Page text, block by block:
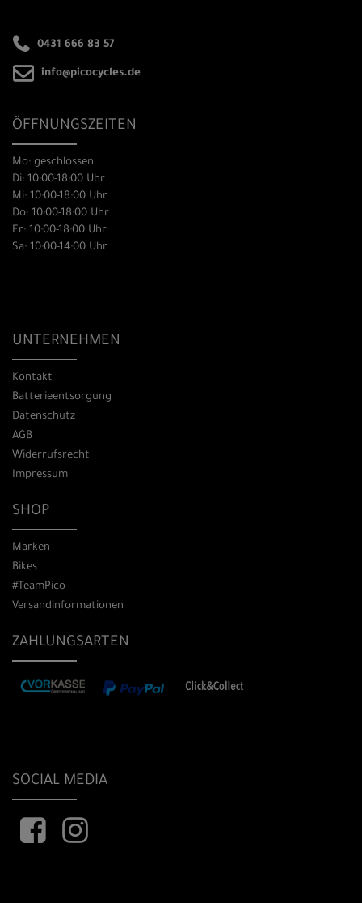
0431 666 83 57
info@picocycles.de
ÖFFNUNGSZEITEN
Mo: geschlossen
Di: 10:00-18:00 Uhr
Mi: 10:00-18:00 Uhr
Do: 10:00-18:00 Uhr
Fr: 10:00-18:00 Uhr
Sa: 10:00-14:00 Uhr
UNTERNEHMEN
Kontakt
Batterieentsorgung
Datenschutz
AGB
Widerrufsrecht
Impressum
SHOP
Marken
Bikes
#TeamPico
Versandinformationen
ZAHLUNGSARTEN
SOCIAL MEDIA